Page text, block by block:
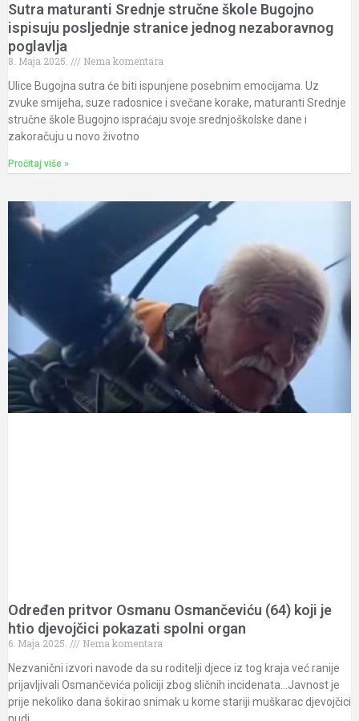
Sutra maturanti Srednje stručne škole Bugojno
ispisuju posljednje stranice jednog nezaboravnog
poglavlja
8. Maja 2025.
Nema komentara
Ulice Bugojna sutra će biti ispunjene posebnim emocijama. Uz
zvuke smijeha, suze radosnice i svečane korake, maturanti Srednje
stručne škole Bugojno ispraćaju svoje srednjoškolske dane i
zakoračuju u novo životno
Pročitaj više »
Određen pritvor Osmanu Osmančeviću (64) koji je
htio djevojčici pokazati spolni organ
6. Maja 2025.
Nema komentara
Nezvanični izvori navode da su roditelji djece iz tog kraja već ranije
prijavljivali Osmančevića policiji zbog sličnih incidenata…Javnost je
prije nekoliko dana šokirao snimak u kome stariji muškarac djevojčici